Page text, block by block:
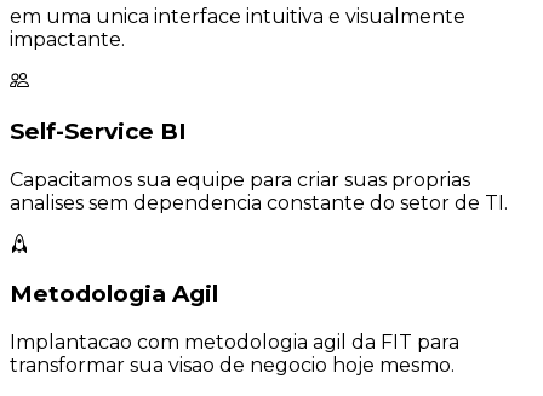
em uma unica interface intuitiva e visualmente
impactante.
Self-Service BI
Capacitamos sua equipe para criar suas proprias
analises sem dependencia constante do setor de TI.
Metodologia Agil
Implantacao com metodologia agil da FIT para
transformar sua visao de negocio hoje mesmo.